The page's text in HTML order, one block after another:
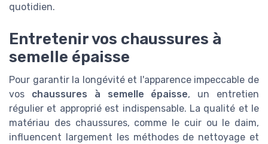
quotidien.
Entretenir vos chaussures à
semelle épaisse
Pour garantir la longévité et l'apparence impeccable de
vos chaussures à semelle épaisse, un entretien
régulier et approprié est indispensable. La qualité et le
matériau des chaussures, comme le cuir ou le daim,
influencent largement les méthodes de nettoyage et